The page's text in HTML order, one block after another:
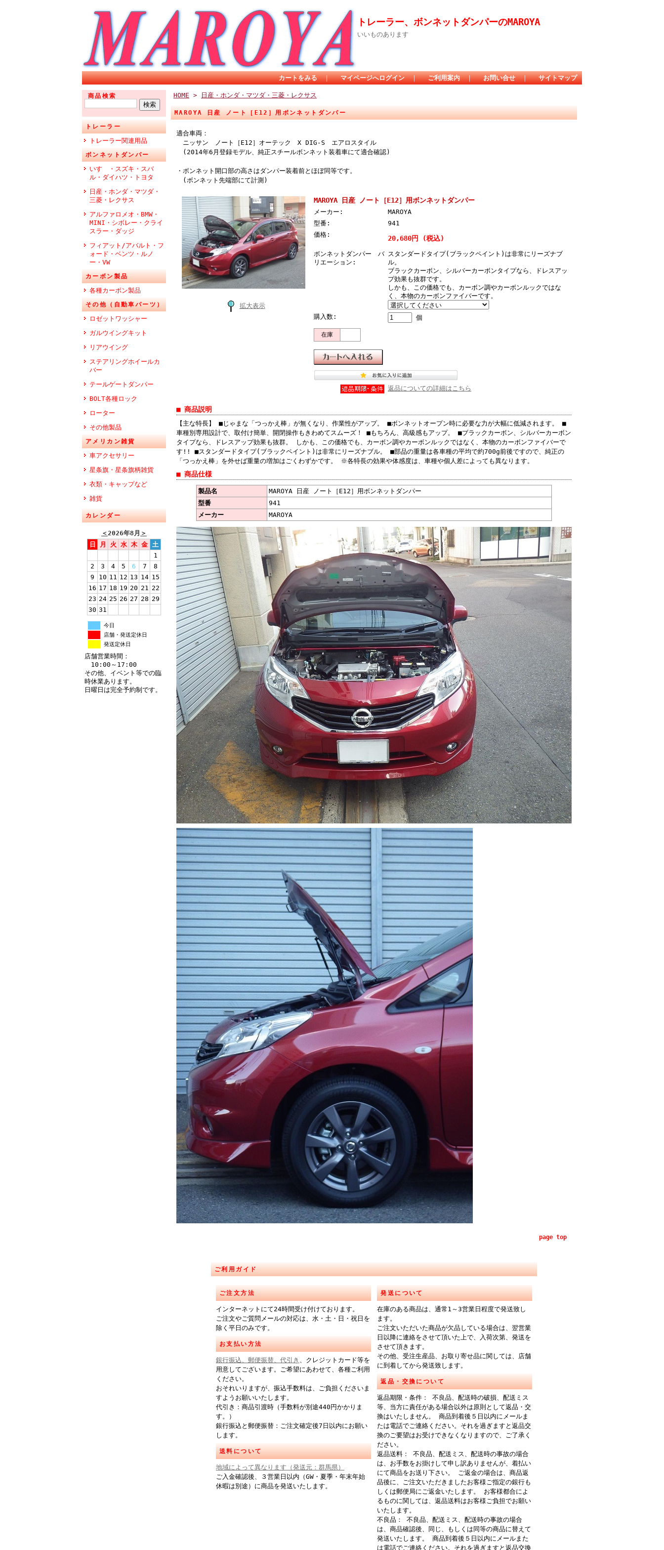
トレーラー、ボンネットダンパーのMAROYA
いいものあります
カートをみる ｜ マイページへログイン ｜ ご利用案内 ｜ お問い合せ ｜ サイトマップ
商品検索
トレーラー
トレーラー関連用品
ボンネットダンパー
いすゞ・スズキ・スバ
ル・ダイハツ・トヨタ
日産・ホンダ・マツダ・
三菱・レクサス
アルファロメオ・BMW・
MINI・シボレー・クライ
スラー・ダッジ
フィアット/アバルト・フ
ォード・ベンツ・ルノ
ー・VW
カーボン製品
各種カーボン製品
その他（自動車パーツ）
ロゼットワッシャー
ガルウイングキット
リアウイング
ステアリングホイールカ
バー
テールゲートダンパー
BOLT各種ロック
ローター
その他製品
アメリカン雑貨
車アクセサリー
星条旗・星条旗柄雑貨
衣類・キャップなど
雑貨
カレンダー
＜2026年8月 ＞
日
月 火 水 木 金 土
1
2
3 4 5 6 7
8
9
10 11 12 13 14 15
16 17 18 19 20 21 22
23 24 25 26 27 28 29
30 31
今日
店舗・発送定休日
発送定休日
店舗営業時間：
10:00～17:00
その他、イベント等での臨
時休業あります。
日曜日は完全予約制です。
HOME > 日産・ホンダ・マツダ・三菱・レクサス
MAROYA 日産 ノート［E12］用ボンネットダンパー
適合車両：
ニッサン ノート［E12］オーテック X DIG-S エアロスタイル
(2014年6月登録モデル、純正スチールボンネット装着車にて適合確認)
・ボンネット開口部の高さはダンパー装着前とほぼ同等です。
(ボンネット先端部にて計測)
拡大表示
MAROYA 日産 ノート［E12］用ボンネットダンパー
メーカー:
MAROYA
型番:
941
価格:
20,680円 (税込)
ボンネットダンパー バ
リエーション:
スタンダードタイプ(ブラックペイント)は非常にリーズナブ
ル。
ブラックカーボン、シルバーカーボンタイプなら、ドレスアッ
プ効果も抜群です。
しかも、この価格でも、カーボン調やカーボンルックではな
く、本物のカーボンファイバーです。
購入数: 個
在庫
返品についての詳細はこちら
■ 商品説明
【主な特長】 ■じゃまな「つっかえ棒」が無くなり、作業性がアップ。 ■ボンネットオープン時に必要な力が大幅に低減されます。 ■
車種別専用設計で、取付け簡単、開閉操作もきわめてスムーズ！ ■もちろん、高級感もアップ。 ■ブラックカーボン、シルバーカーボン
タイプなら、ドレスアップ効果も抜群。 しかも、この価格でも、カーボン調やカーボンルックではなく、本物のカーボンファイバーで
す!! ■スタンダードタイプ(ブラックペイント)は非常にリーズナブル。 ■部品の重量は各車種の平均で約700g前後ですので、純正の
「つっかえ棒」を外せば重量の増加はごくわずかです。 ※各特長の効果や体感度は、車種や個人差によっても異なります。
■ 商品仕様
製品名
MAROYA 日産 ノート［E12］用ボンネットダンパー
型番
941
メーカー
MAROYA
page top
ご利用ガイド
ご注文方法
インターネットにて24時間受け付けております。
ご注文やご質問メールの対応は、水・土・日・祝日を
除く平日のみです。
お支払い方法
銀行振込、郵便振替、代引き 、クレジットカード等を
用意してございます。ご希望にあわせて、各種ご利用
ください。
おそれいりますが、振込手数料は、ご負担くださいま
すようお願いいたします。
代引き：商品引渡時（手数料が別途440円かかりま
す。）
銀行振込と郵便振替：ご注文確定後7日以内にお願い
します。
送料について
地域によって異なります（発送元：群馬県）
ご入金確認後、３営業日以内（GW・夏季・年末年始
休暇は別途）に商品を発送いたします。
発送について
在庫のある商品は、通常1～3営業日程度で発送致し
ます。
ご注文いただいた商品が欠品している場合は、翌営業
日以降に連絡をさせて頂いた上で、入荷次第、発送を
させて頂きます。
その他、受注生産品、お取り寄せ品に関しては、店舗
に到着してから発送致します。
返品・交換について
返品期限・条件： 不良品、配送時の破損、配送ミス
等、当方に責任がある場合以外は原則として返品・交
換はいたしません。 商品到着後５日以内にメールま
たは電話でご連絡ください。それを過ぎますと返品交
換のご要望はお受けできなくなりますので、ご了承く
ださい。
返品送料： 不良品、配送ミス、配送時の事故の場合
は、お手数をお掛けして申し訳ありませんが、着払い
にて商品をお送り下さい。 ご返金の場合は、商品返
品後に、ご注文いただきましたお客様ご指定の銀行も
しくは郵便局にご返金いたします。 お客様都合によ
るものに関しては、返品送料はお客様ご負担でお願い
いたします。
不良品： 不良品、配送ミス、配送時の事故の場合
は、商品確認後、同じ、もしくは同等の商品に替えて
発送いたします。 商品到着後５日以内にメールまた
は電話でご連絡ください。それを過ぎますと返品交換